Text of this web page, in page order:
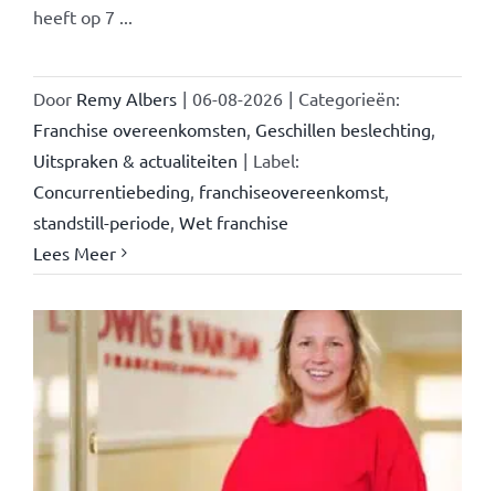
heeft op 7 ...
Door Remy Albers | 06-08-2026 | Categorieën:
Franchise overeenkomsten Geschillen beslechting
Uitspraken & actualiteiten | Label:
Concurrentiebeding franchiseovereenkomst,
standstill-periode Wet franchise
Lees Meer